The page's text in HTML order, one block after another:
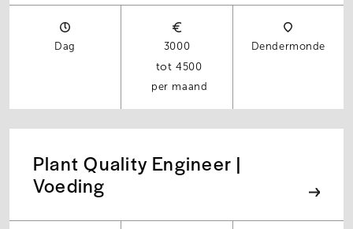
Dag
3000
4500
per maand
Dendermonde
Plant Quality Engineer |
Voeding